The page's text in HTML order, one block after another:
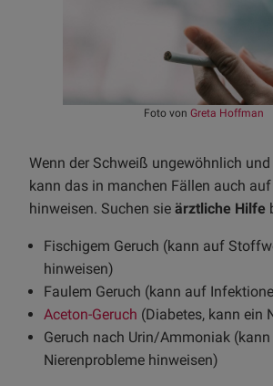
Foto von Greta Hoffman
Wenn der Schweiß ungewöhnlich
kann das in manchen Fällen auch
hinweisen. Suchen sie ärztliche Hilfe
Fischigem Geruch (kann auf
hinweisen)
Faulem Geruch (kann auf
Aceton-Geruch (Diabetes, kann ein
Geruch nach Urin/Ammoniak
Nierenprobleme hinweisen)